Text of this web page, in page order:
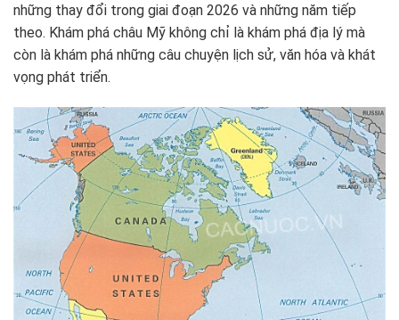
những thay đổi trong giai đoạn 2026 và những năm tiếp
theo. Khám phá châu Mỹ không chỉ là khám phá địa lý mà
còn là khám phá những câu chuyện lịch sử, văn hóa và khát
vọng phát triển.